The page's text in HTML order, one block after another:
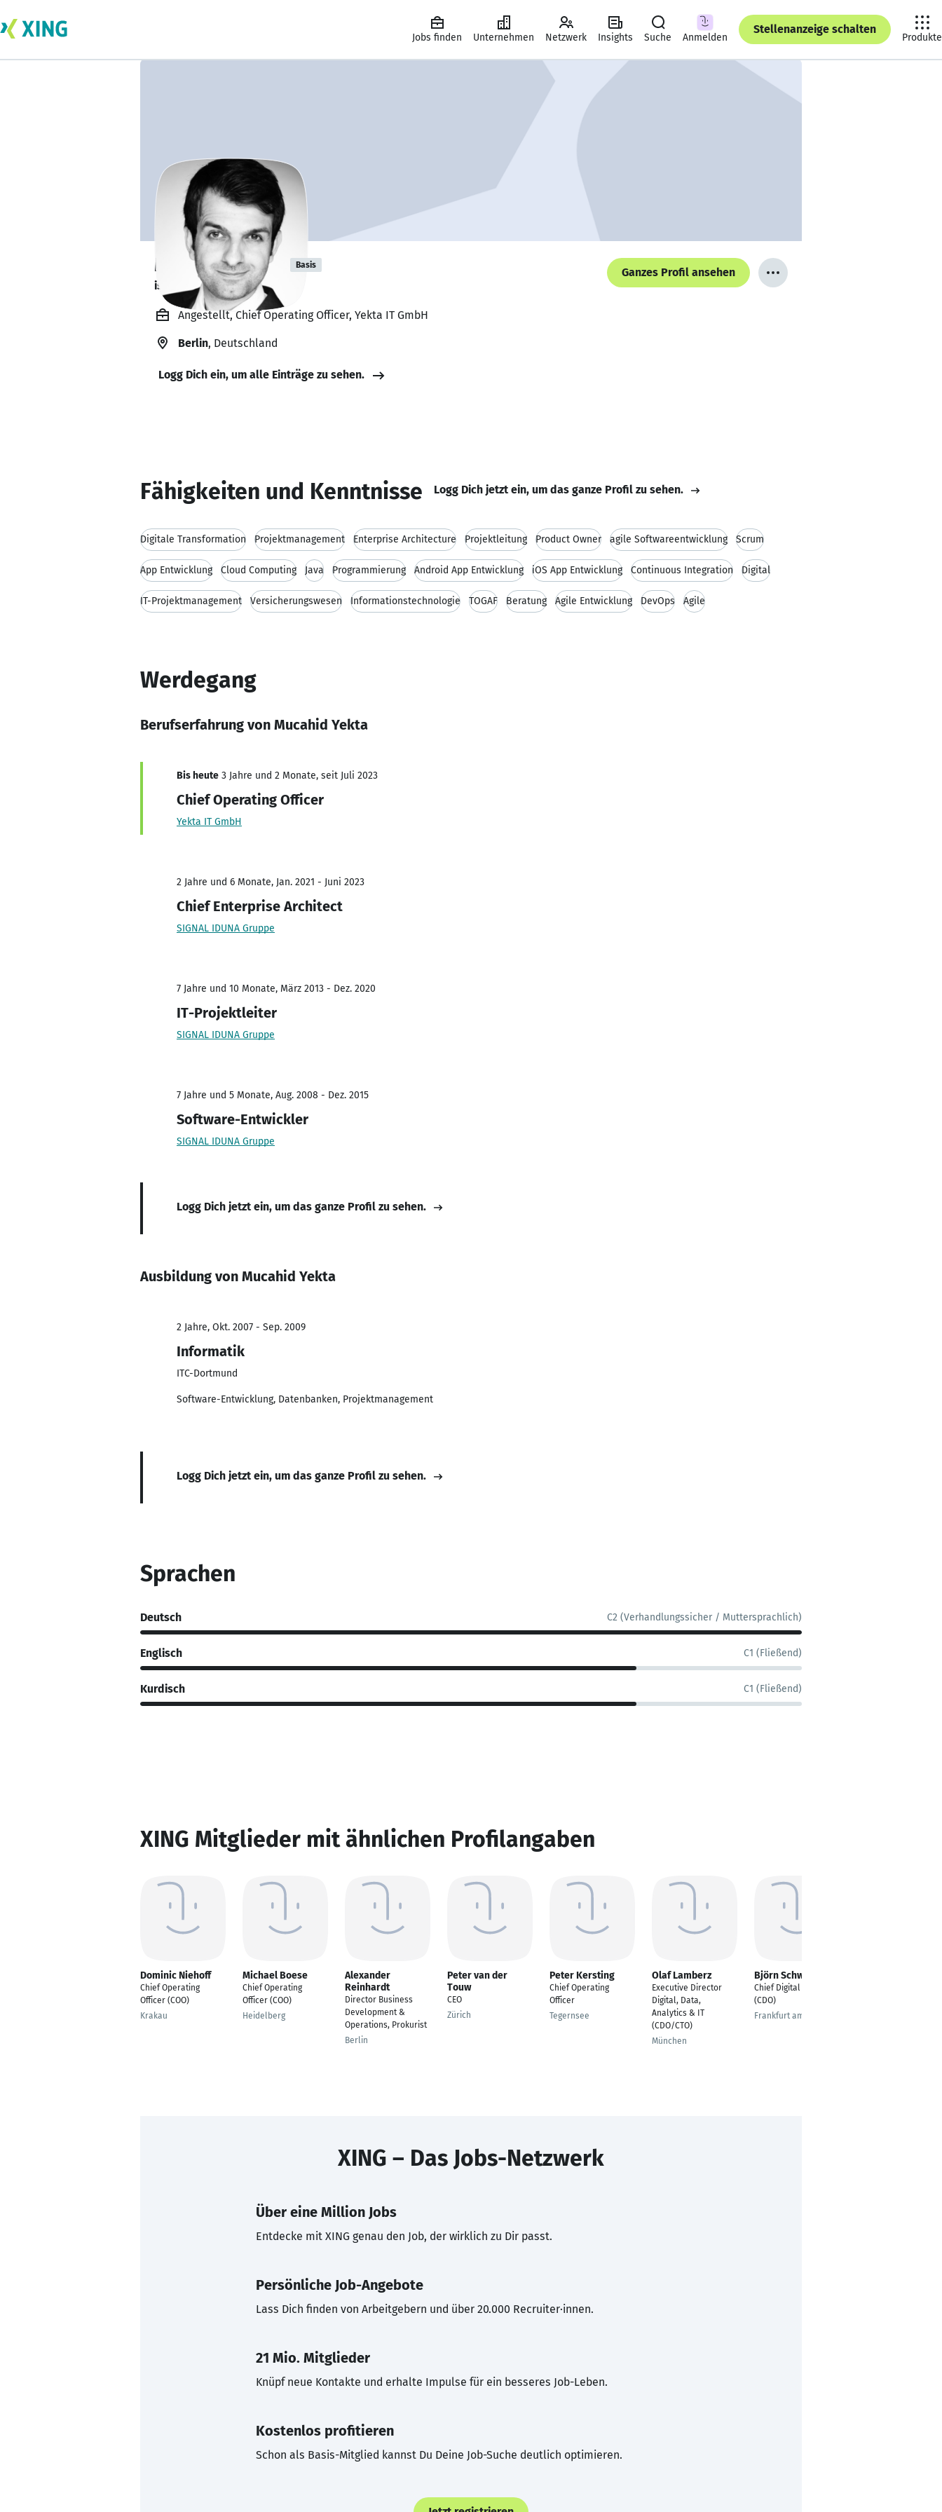
Jobs finden Unternehmen Netzwerk Insights Suche Anmelden
Stellenanzeige schalten
Produkte
Mucahid Yekta Basis
ist offen für Projekte. 🔎
Ganzes Profil ansehen
Angestellt, Chief Operating Officer, Yekta IT GmbH
Berlin, Deutschland
Logg Dich ein, um alle Einträge zu sehen.
Fähigkeiten und Kenntnisse Logg Dich jetzt ein, um das ganze Profil zu sehen.
Digitale Transformation Projektmanagement Enterprise Architecture Projektleitung Product Owner agile Softwareentwicklung Scrum
App Entwicklung Cloud Computing Java Programmierung Android App Entwicklung iOS App Entwicklung Continuous Integration Digital
IT-Projektmanagement Versicherungswesen Informationstechnologie TOGAF Beratung Agile Entwicklung DevOps Agile
Werdegang
Berufserfahrung von Mucahid Yekta
Bis heute 3 Jahre und 2 Monate, seit Juli 2023
Chief Operating Officer
Yekta IT GmbH
2 Jahre und 6 Monate, Jan. 2021 - Juni 2023
Chief Enterprise Architect
SIGNAL IDUNA Gruppe
7 Jahre und 10 Monate, März 2013 - Dez. 2020
IT-Projektleiter
SIGNAL IDUNA Gruppe
7 Jahre und 5 Monate, Aug. 2008 - Dez. 2015
Software-Entwickler
SIGNAL IDUNA Gruppe
Logg Dich jetzt ein, um das ganze Profil zu sehen.
Ausbildung von Mucahid Yekta
2 Jahre, Okt. 2007 - Sep. 2009
Informatik
ITC-Dortmund
Software-Entwicklung, Datenbanken, Projektmanagement
Logg Dich jetzt ein, um das ganze Profil zu sehen.
Sprachen
Deutsch C2 (Verhandlungssicher / Muttersprachlich)
Englisch C1 (Fließend)
Kurdisch C1 (Fließend)
XING Mitglieder mit ähnlichen Profilangaben
Dominic Niehoff
Chief Operating
Officer (COO)
Krakau
Michael Boese
Chief Operating
Officer (COO)
Heidelberg
Alexander
Reinhardt
Director Business
Development &
Operations, Prokurist
Berlin
Peter van der
Touw
CEO
Zürich
Peter Kersting
Chief Operating
Officer
Tegernsee
Olaf Lamberz
Executive Director
Digital, Data,
Analytics & IT
(CDO/CTO)
München
Björn Schwenzer
Chief Digital Officer
(CDO)
Frankfurt am Main
XING – Das Jobs-Netzwerk
Über eine Million Jobs
Entdecke mit XING genau den Job, der wirklich zu Dir passt.
Persönliche Job-Angebote
Lass Dich finden von Arbeitgebern und über 20.000 Recruiter·innen.
21 Mio. Mitglieder
Knüpf neue Kontakte und erhalte Impulse für ein besseres Job-Leben.
Kostenlos profitieren
Schon als Basis-Mitglied kannst Du Deine Job-Suche deutlich optimieren.